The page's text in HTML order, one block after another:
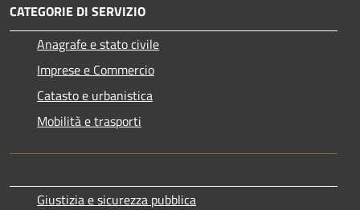
CATEGORIE DI SERVIZIO
Anagrafe e stato civile
Imprese e Commercio
Catasto e urbanistica
Mobilità e trasporti
Giustizia e sicurezza pubblica